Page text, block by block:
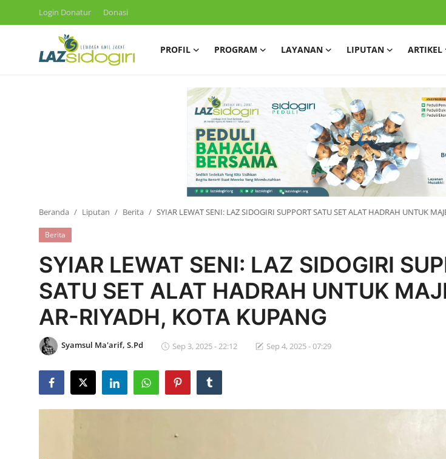
Login Donatur Donasi
PROFIL PROGRAM LAYANAN LIPUTAN ARTIKEL
Konsultasi ZIS
Publikasi
Edukasi ZIS
Contact
Majalah
Gallery
Donasi
Beranda Liputan Berita SYIAR LEWAT SENI: LAZ SIDOGIRI SUPPORT SATU SET ALAT HADRAH UNTUK
Berita
SYIAR LEWAT SENI: LAZ SIDOGIRI
SATU SET ALAT HADRAH UNTUK
AR-RIYADH, KOTA KUPANG
Syamsul Ma'arif, S.Pd Sep 3, 2025 - 22:12 Sep 4, 2025 - 07:29